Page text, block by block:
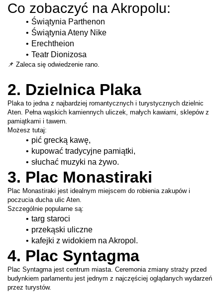
Co zobaczyć na Akropolu:
Świątynia Parthenon
Świątynia Ateny Nike
Erechtheion
Teatr Dionizosa
📌 Zaleca się odwiedzenie rano.
2. Dzielnica Plaka
Plaka to jedna z najbardziej romantycznych i turystycznych dzielnic
Aten. Pełna wąskich kamiennych uliczek, małych kawiarni, sklepów z
pamiątkami i tawern.
Możesz tutaj:
pić grecką kawę,
kupować tradycyjne pamiątki,
słuchać muzyki na żywo.
3. Plac Monastiraki
Plac Monastiraki jest idealnym miejscem do robienia zakupów i
poczucia ducha ulic Aten.
Szczególnie popularne są:
targ staroci
przekąski uliczne
kafejki z widokiem na Akropol.
4. Plac Syntagma
Plac Syntagma jest centrum miasta. Ceremonia zmiany straży przed
budynkiem parlamentu jest jednym z najczęściej oglądanych wydarzeń
przez turystów.